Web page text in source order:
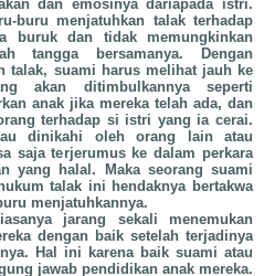
dan emosinya dariapada istri.
buru menjatuhkan talak terhadap
buruk dan tidak memungkinkan
tangga bersamanya. Dengan
talak, suami harus melihat jauh ke
akan ditimbulkannya seperti
anak jika mereka telah ada, dan
terhadap si istri yang ia cerai.
dinikahi oleh orang lain atau
saja terjerumus ke dalam perkara
yang halal. Maka seorang suami
talak ini hendaknya bertakwa
menjatuhkannya.
jarang sekali menemukan
dengan baik setelah terjadinya
Hal ini karena baik suami atau
jawab pendidikan anak mereka.